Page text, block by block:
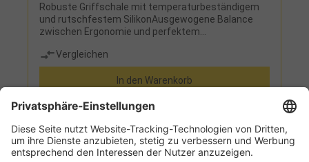
Robuste Griffschale mit temperaturbeständigem
und rutschfestem SilikonAusgewogene Balance
zwischen Ergonomie und perfektem
GmbHDr.-Robert-Pfleger-Str. 26, 96103 Hallstadt,
Deutschlandinfo@stuermer-maschinen.de
Vergleichen
In den Warenkorb